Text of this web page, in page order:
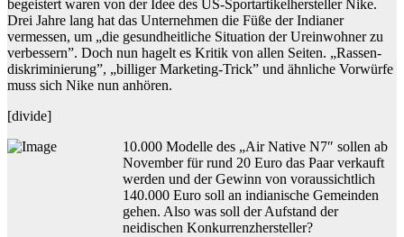
begeistert waren von der Idee des US-Sportartikelhersteller Nike.
Drei Jahre lang hat das Unternehmen die Füße der Indianer
vermessen, um „die gesundheitliche Situation der Ureinwohner zu
verbessern”. Doch nun hagelt es Kritik von allen Seiten. „Rassen­
diskriminierung”, „billiger Marketing-Trick” und ähnliche Vorwürfe
muss sich Nike nun anhören.
[divide]
10.000 Modelle des „Air Native N7″ sollen ab
November für rund 20 Euro das Paar verkauft
werden und der Gewinn von voraussichtlich
140.000 Euro soll an indianische Gemeinden
gehen. Also was soll der Aufstand der
neidischen Konkurrenzhersteller?